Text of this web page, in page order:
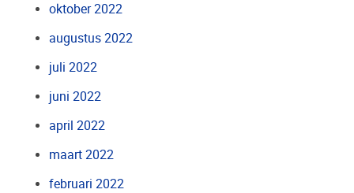
oktober 2022
augustus 2022
juli 2022
juni 2022
april 2022
maart 2022
februari 2022